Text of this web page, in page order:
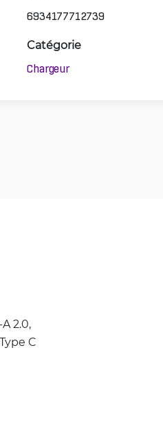
6934177712739
Catégorie
Chargeur
2.0,
C